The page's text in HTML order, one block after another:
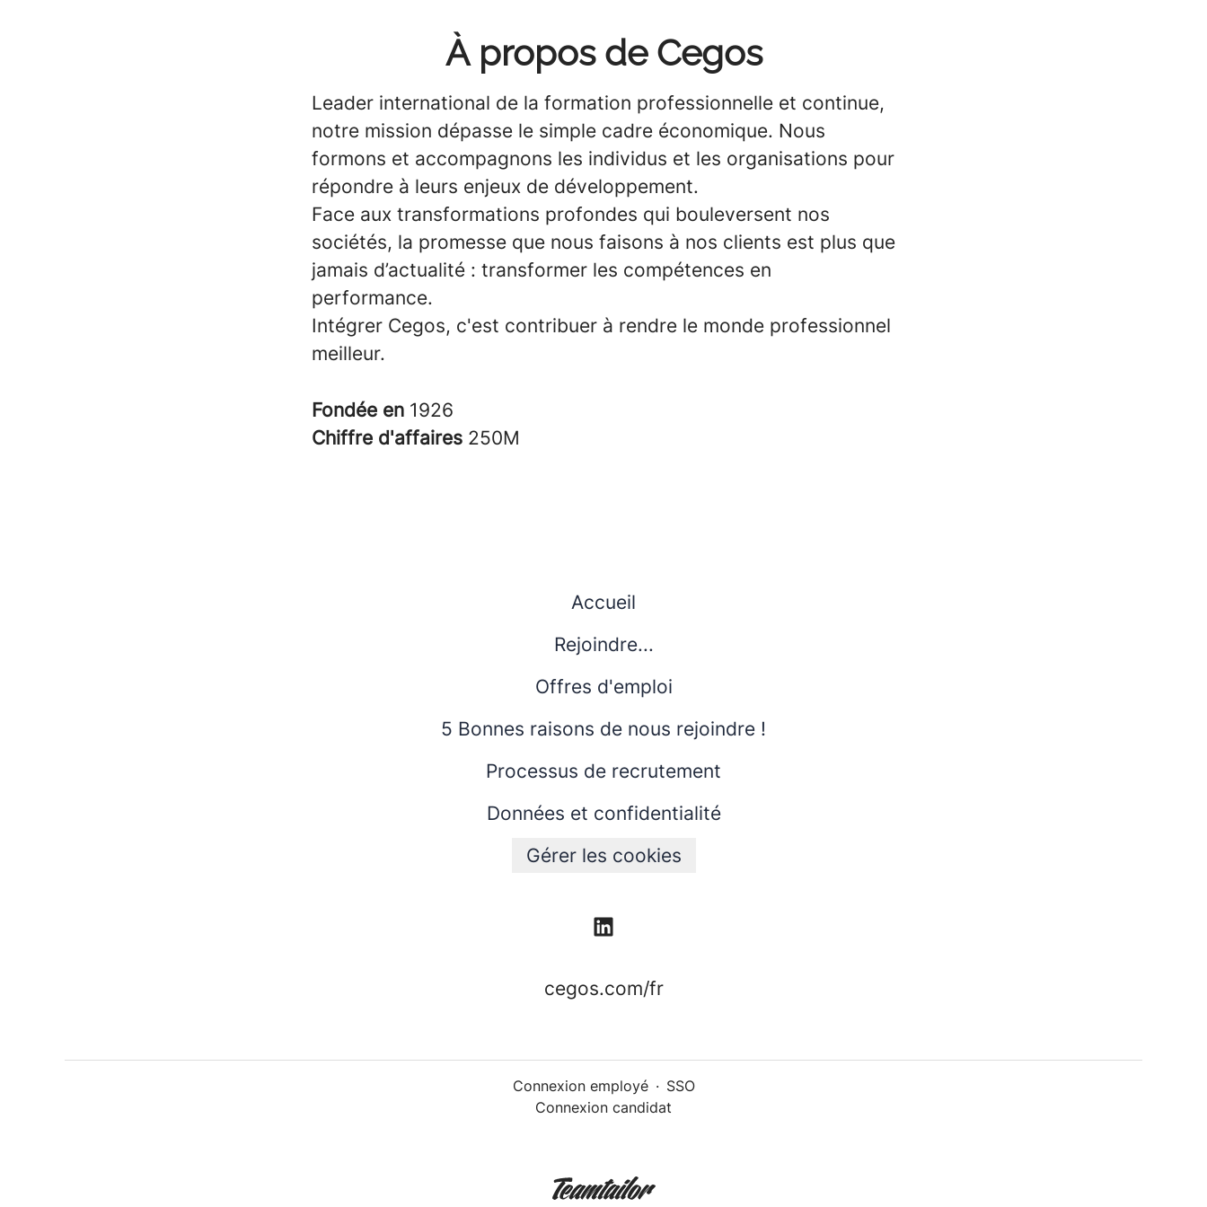
À propos de Cegos
Leader international de la formation professionnelle et continue,
notre mission dépasse le simple cadre économique. Nous
formons et accompagnons les individus et les organisations pour
répondre à leurs enjeux de développement.
Face aux transformations profondes qui bouleversent nos
sociétés, la promesse que nous faisons à nos clients est plus que
jamais d’actualité : transformer les compétences en
performance.
Intégrer Cegos, c'est contribuer à rendre le monde professionnel
meilleur.
Fondée en 1926
Chiffre d'affaires 250M
Accueil
Rejoindre...
Offres d'emploi
5 Bonnes raisons de nous rejoindre !
Processus de recrutement
Données et confidentialité
Gérer les cookies
cegos.com/fr
Connexion employé · SSO
Connexion candidat